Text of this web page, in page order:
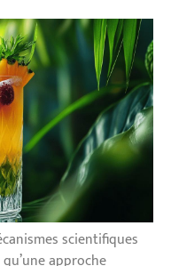
scientifiques
approche